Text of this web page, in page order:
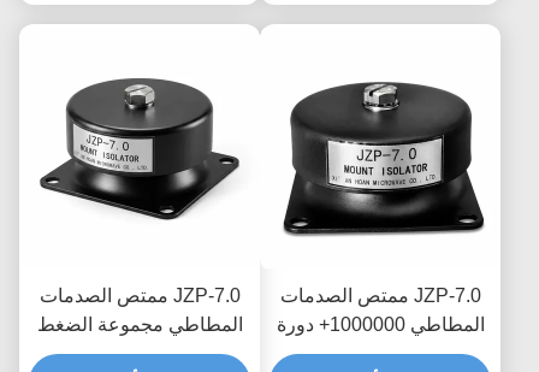
JZP-7.0 ممتص الصدمات
المطاطي 1000000+ دورة
التعب المثبط التحديثي
JZP-7.0 ممتص الصدمات
المطاطي مجموعة الضغط
المنخفض مرونة دائمة نسبة